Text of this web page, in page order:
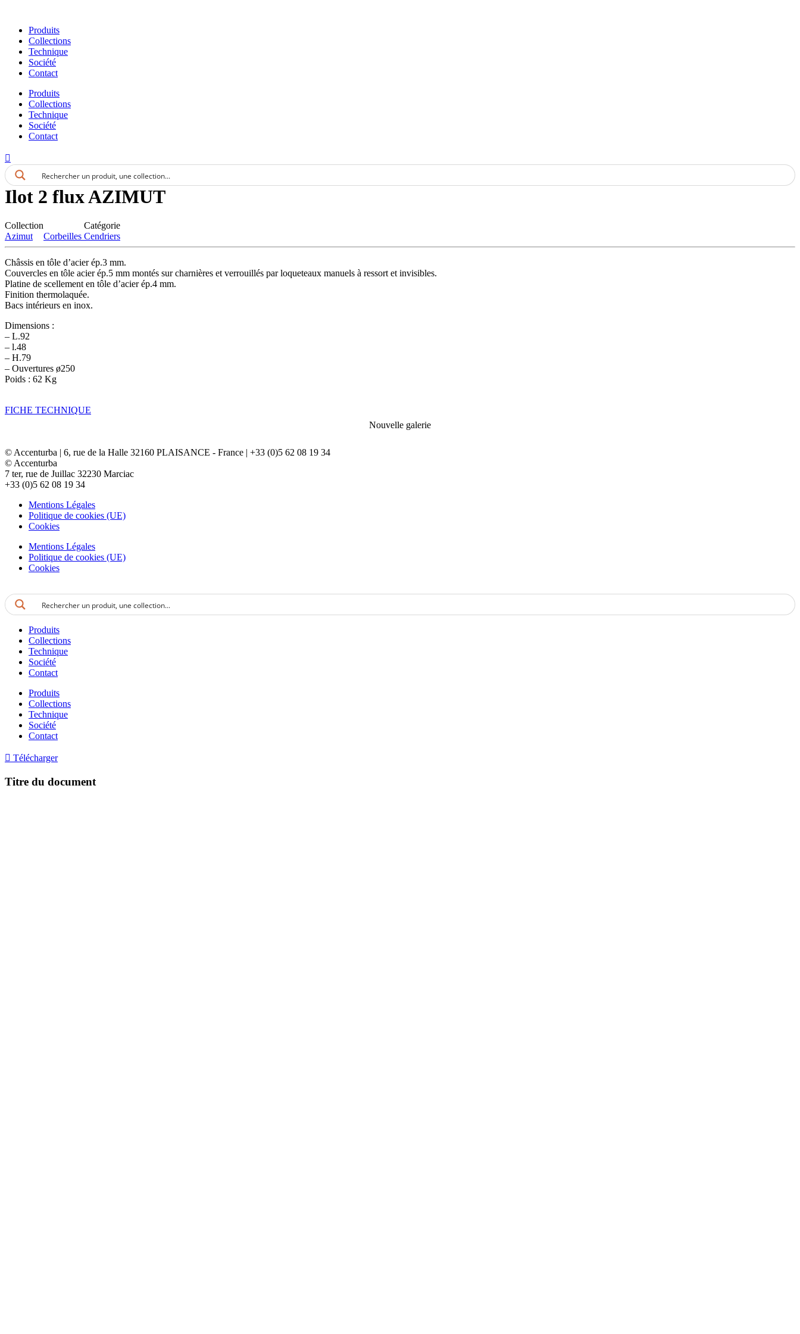
contenuProduits
Collections
Technique
Société
Contact
Produits
Collections
Technique
Société
Contact
Ilot 2 flux AZIMUT
Collection
Azimut
Catégorie
Corbeilles Cendriers
Châssis en tôle d’acier ép.3 mm.
Couvercles en tôle acier ép.5 mm montés sur charnières et verrouillés par loqueteaux manuels à ressort et invisibles.
Platine de scellement en tôle d’acier ép.4 mm.
Finition thermolaquée.
Bacs intérieurs en inox.
Dimensions :
– L.92
– l.48
– H.79
– Ouvertures ø250
Poids : 62 Kg
FICHE TECHNIQUE
Nouvelle galerie
© Accenturba | 6, rue de la Halle 32160 PLAISANCE - France | +33 (0)5 62 08 19 34
© Accenturba
7 ter, rue de Juillac 32230 Marciac
+33 (0)5 62 08 19 34
Mentions Légales
Politique de cookies (UE)
Cookies
Mentions Légales
Politique de cookies (UE)
Cookies
Produits
Collections
Technique
Société
Contact
Produits
Collections
Technique
Société
Contact
Télécharger
Titre du document